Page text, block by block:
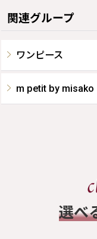
関連グループ
ワンピース
m petit by misako
選べ